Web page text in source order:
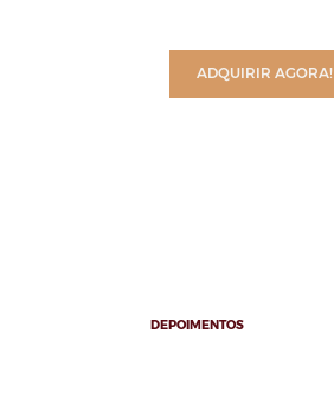
DEPOIMENTOS
ADQUIRIR AGORA!